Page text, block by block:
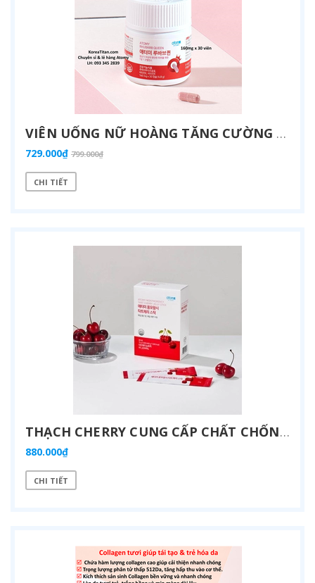
VIÊN UỐNG NỮ HOÀNG TĂNG CƯỜNG NỘI TIẾT TỐ CHIẾT XUẤT RỄ CÂY ĐẠI HOÀNG GIÀU RAPONTICIN DUY TRÌ CUỘC SỐNG KHOẺ MẠNH, THOẢI MÁI KHI MÃN KINH - 𝐀𝐭𝐨𝐦𝐲 𝐑𝐡𝐮𝐛𝐚𝐫𝐛 𝐐𝐮𝐞𝐞𝐧 (160MG X 30 VIÊN - 애터미 루바브퀸 - АТОМИ КОРОЛЕВА РЕВЕНЯ
729.000₫ 799.000₫
CHI TIẾT
THẠCH CHERRY CUNG CẤP CHẤT CHỐNG OXY HÓA CHO CƠ THỂ - ATOMY MONTMORENCY TART CHERRY STICK
880.000₫
CHI TIẾT